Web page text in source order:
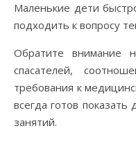
Маленькие дети
подходить к вопросу
Обратите внимание
спасателей,
требования к
всегда готов
занятий.